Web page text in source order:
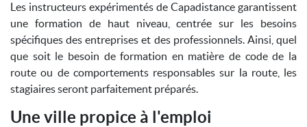
Les instructeurs expérimentés de Capadistance garantissent
une formation de haut niveau, centrée sur les besoins
spécifiques des entreprises et des professionnels. Ainsi, quel
que soit le besoin de formation en matière de code de la
route ou de comportements responsables sur la route, les
stagiaires seront parfaitement préparés.
Une ville propice à l'emploi